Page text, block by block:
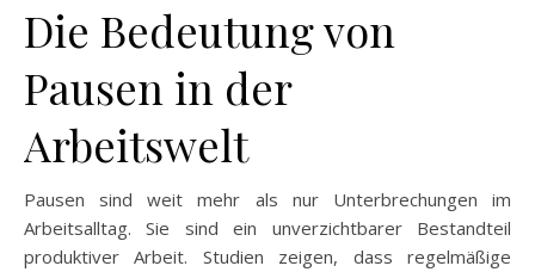
Die Bedeutung von
Pausen in der
Arbeitswelt
Pausen sind weit mehr als nur Unterbrechungen im
Arbeitsalltag. Sie sind ein unverzichtbarer Bestandteil
produktiver Arbeit. Studien zeigen, dass regelmäßige